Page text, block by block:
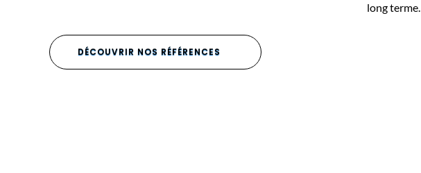
long terme.
DÉCOUVRIR NOS RÉFÉRENCES